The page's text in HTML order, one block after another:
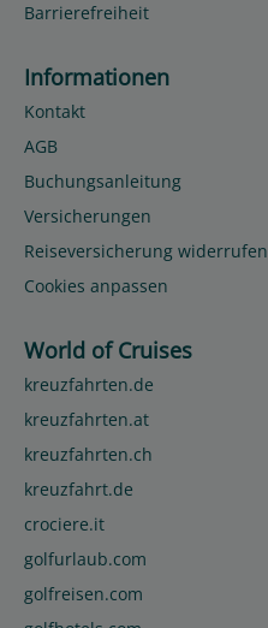
Barrierefreiheit
Informationen
Kontakt
AGB
Buchungsanleitung
Versicherungen
Reiseversicherung widerrufen
Cookies anpassen
World of Cruises
kreuzfahrten.de
kreuzfahrten.at
kreuzfahrten.ch
kreuzfahrt.de
crociere.it
golfurlaub.com
golfreisen.com